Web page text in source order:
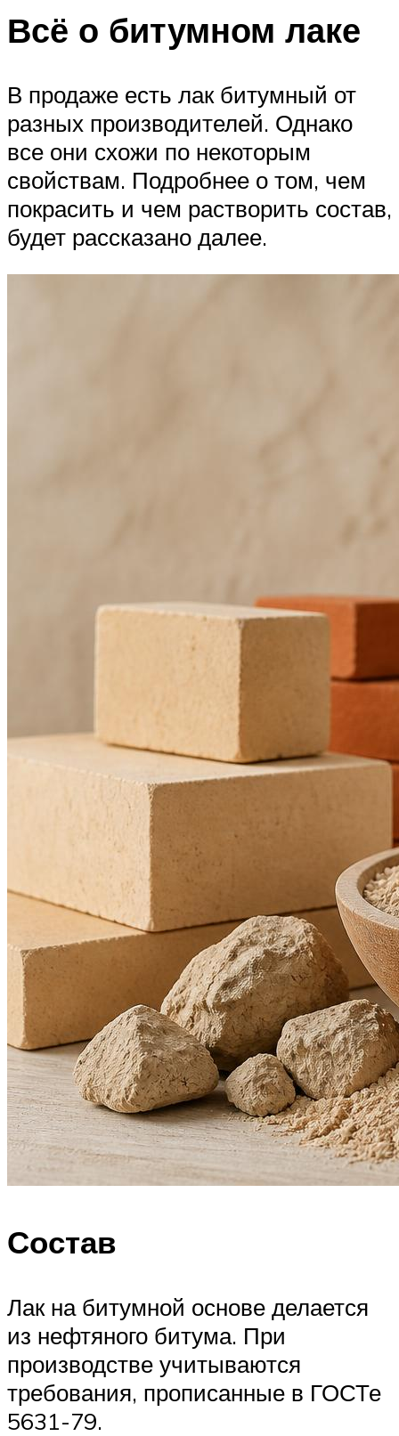
Всё о битумном лаке
В продаже есть лак битумный от
разных производителей. Однако
все они схожи по некоторым
свойствам. Подробнее о том, чем
покрасить и чем растворить состав,
будет рассказано далее.
Состав
Лак на битумной основе делается
из нефтяного битума. При
производстве учитываются
требования, прописанные в ГОСТе
5631-79.